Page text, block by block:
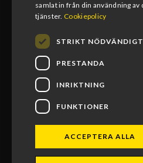
BLOMS MX RACING 2026. ALL RIGHTS
samlat in från din användning av
tjänster. Cookiepolicy
STRIKT NÖDVÄNDIGT
PRESTANDA
INRIKTNING
FUNKTIONER
ACCEPTERA ALLA